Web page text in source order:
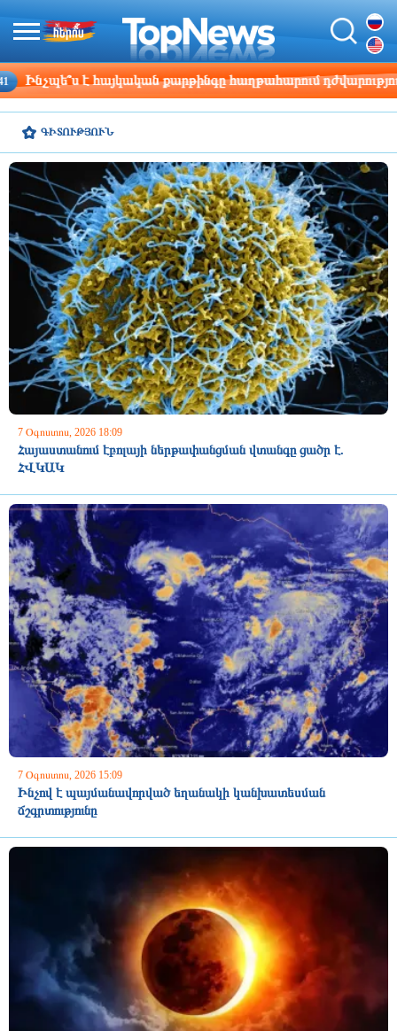
դժվարությունները 19:33 Շվեդիայի
ԳԻՏՈՒԹՅՈՒՆ
7 Օգոստոս, 2026 18:09
Հայաստանում էբոլայի ներթափանցման վտանգը ցածր է.
ՀՎԿԱԿ
7 Օգոստոս, 2026 15:09
Ինչով է պայմանավորված եղանակի կանխատեսման
ճշգրտությունը